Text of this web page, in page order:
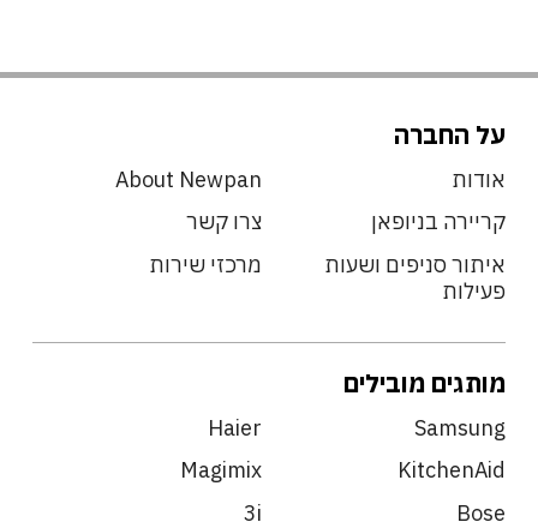
על החברה
אודות
About Newpan
קריירה בניופאן
צרו קשר
איתור סניפים ושעות
פעילות
מרכזי שירות
מותגים מובילים
Samsung
Haier
KitchenAid
Magimix
Bose
3i